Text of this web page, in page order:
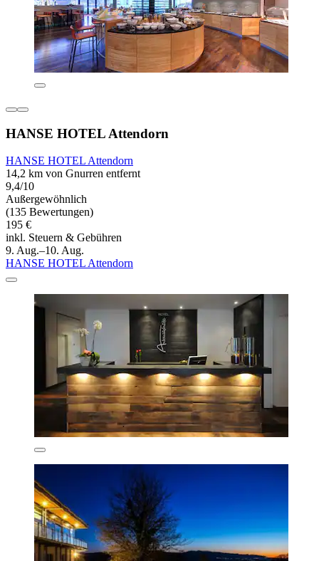
HANSE HOTEL Attendorn
HANSE HOTEL Attendorn
14,2 km von Gnurren entfernt
9,4/10
Außergewöhnlich
(135 Bewertungen)
195 €
inkl. Steuern & Gebühren
9. Aug.–10. Aug.
HANSE HOTEL Attendorn